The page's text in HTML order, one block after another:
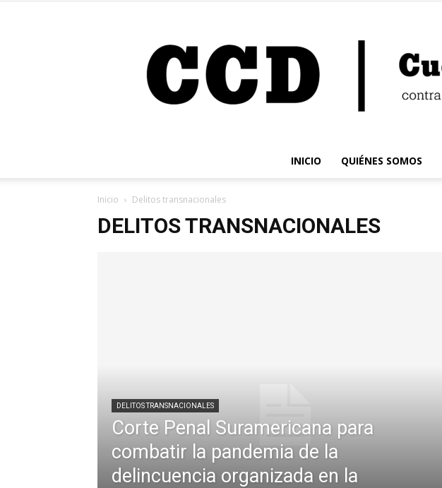
INICIO QUIÉNES SOMOS
Inicio Delitos transnacionales
DELITOS TRANSNACIONALES
DELITOS TRANSNACIONALES
Corte Penal Suramericana para
combatir la pandemia de la
delincuencia organizada en la